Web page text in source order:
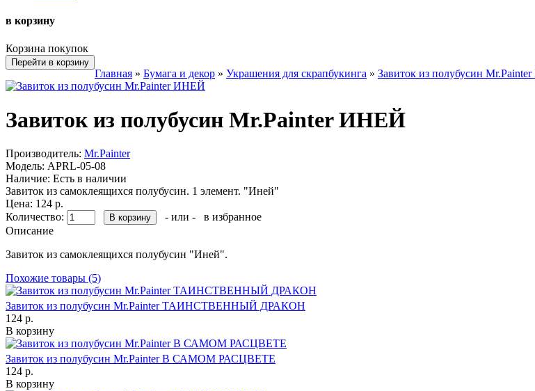
в корзину
Корзина покупок
Перейти в корзину
Главная » Бумага и декор » Украшения для скрапбукинга » Завиток из полубусин
Завиток из полубусин Mr.Painter ИНЕЙ
Производитель: Mr.Painter
Модель: APRL-05-08
Наличие: Есть в наличии
Завиток из самоклеящихся полубусин. 1 элемент. "Иней"
Цена: 124 р.
Количество:
- или -
в избранное
Описание
Завиток из самоклеящихся полубусин "Иней".
Похожие товары (5)
Завиток из полубусин Mr.Painter ТАИНСТВЕННЫЙ ДРАКОН
124 р.
В корзину
Завиток из полубусин Mr.Painter В САМОМ РАСЦВЕТЕ
124 р.
В корзину